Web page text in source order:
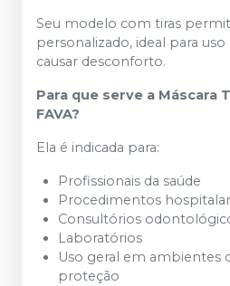
Seu modelo com tiras
personalizado, ideal para
causar desconforto.
Para que serve a Máscara
FAVA?
Ela é indicada para:
Profissionais da saúde
Procedimentos
Consultórios
Laboratórios
Uso geral em ambientes
proteção